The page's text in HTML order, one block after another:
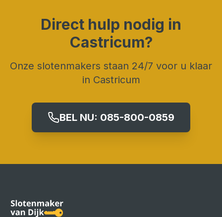
Direct hulp nodig in
Castricum?
Onze slotenmakers staan 24/7 voor u klaar
in Castricum
BEL NU: 085-800-0859